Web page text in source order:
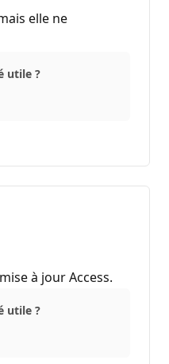
elle ne
utile ?
à jour Access.
utile ?